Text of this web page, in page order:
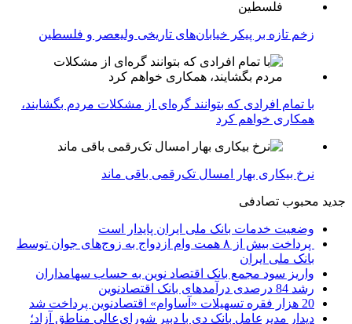
زخم تازه بر پیکر خیابان‌های تاریخی ولیعصر و فلسطین
با تمام افرادی که بتوانند گره‌ای از مشکلات مردم بگشایند،
همکاری خواهم کرد
نرخ بیکاری بهار امسال تک‌رقمی باقی ماند
جدید محبوب تصادفی
وضعیت خدمات بانک ملی ایران پایدار است
پرداخت بیش از ۸ همت وام ازدواج به زوج‌های جوان توسط
بانک ملی ایران
واریز سود مجمع بانک اقتصاد نوین به حساب سهامداران
رشد 84 درصدی درآمدهای بانک اقتصادنوین
20 هزار فقره تسهیلات «آساوام» اقتصادنوین پرداخت شد
دیدار مدیرعامل بانک دی با دبیر شورای‌عالی مناطق آزاد؛